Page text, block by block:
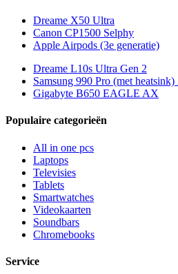
Dreame X50 Ultra
Canon CP1500 Selphy
Apple Airpods (3e generatie)
Dreame L10s Ultra Gen 2
Samsung 990 Pro (met
Gigabyte B650 EAGLE AX
Populaire categorieën
All in one pcs
Laptops
Televisies
Tablets
Smartwatches
Videokaarten
Soundbars
Chromebooks
Service